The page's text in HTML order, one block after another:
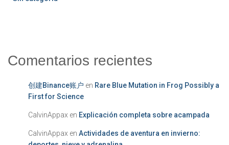
Comentarios recientes
创建Binance账户 en Rare Blue Mutation in Frog Possibly a
First for Science
CalvinAppax en Explicación completa sobre acampada
CalvinAppax en Actividades de aventura en invierno: